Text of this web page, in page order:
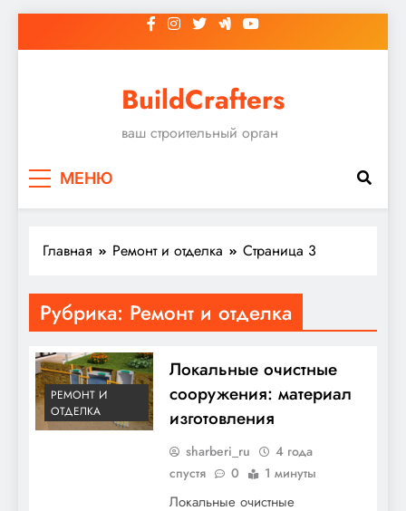
к
BuildCrafters
ваш строительный орган
МЕНЮ
Главная Ремонт и отделка Страница 3
Рубрика: Ремонт и отделка
РЕМОНТ И
ОТДЕЛКА
Локальные очистные
сооружения: материал
изготовления
sharberi_ru
4 года
спустя
0 1 минуты
Локальные очистные